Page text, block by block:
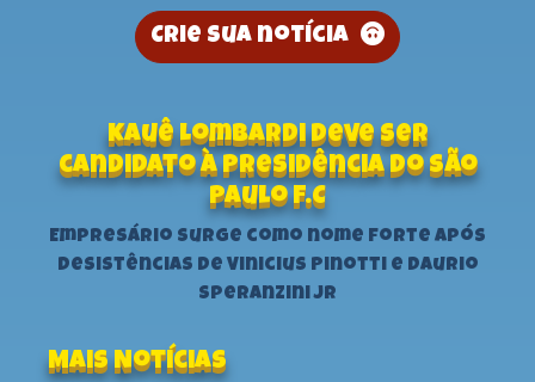
Crie sua notícia
Kauê Lombardi deve ser
candidato à presidência do São
Paulo F.C
Empresário surge como nome forte após
desistências de Vinicius Pinotti e Daurio
Speranzini Jr
Mais Notícias